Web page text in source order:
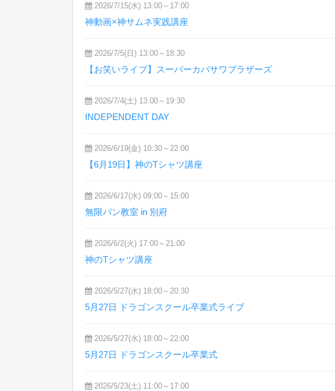
2026/7/15(水) 13:00～17:00
神動画×神サムネ実践講座
2026/7/5(日) 13:00～18:30
【お笑いライブ】スーパーカバサワブラザーズ
2026/7/4(土) 13:00～19:30
INDEPENDENT DAY
2026/6/19(金) 10:30～22:00
【6月19日】神のTシャツ講座
2026/6/17(水) 09:00～15:00
無限パン教室 in 別府
2026/6/2(火) 17:00～21:00
神のTシャツ講座
2026/5/27(水) 18:00～20:30
5月27日 ドラゴンスクール卒業式ライブ
2026/5/27(水) 18:00～22:00
5月27日 ドラゴンスクール卒業式
2026/5/23(土) 11:00～17:00